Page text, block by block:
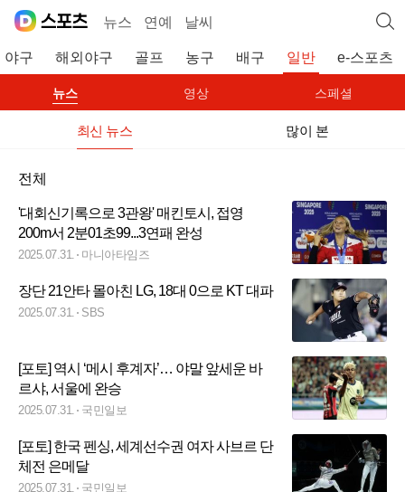
뉴스 연예 날씨
야구 해외야구 골프 농구 배구 일반 e-스포츠
뉴스 영상 스페셜
최신 뉴스 많이 본
전체
'대회신기록으로 3관왕' 매킨토시, 접영
200m서 2분01초99...3연패 완성
2025.07.31. 마니아타임즈
장단 21안타 몰아친 LG, 18대 0으로 KT 대파
2025.07.31. SBS
[포토] 역시 ‘메시 후계자’… 야말 앞세운 바
르샤, 서울에 완승
2025.07.31. 국민일보
[포토] 한국 펜싱, 세계선수권 여자 사브르 단
체전 은메달
2025.07.31. 국민일보